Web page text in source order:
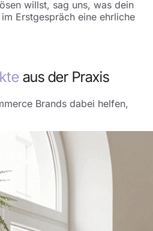
willst, sag uns, was dein
Erstgespräch eine ehrliche
aus der Praxis
Brands dabei helfen,